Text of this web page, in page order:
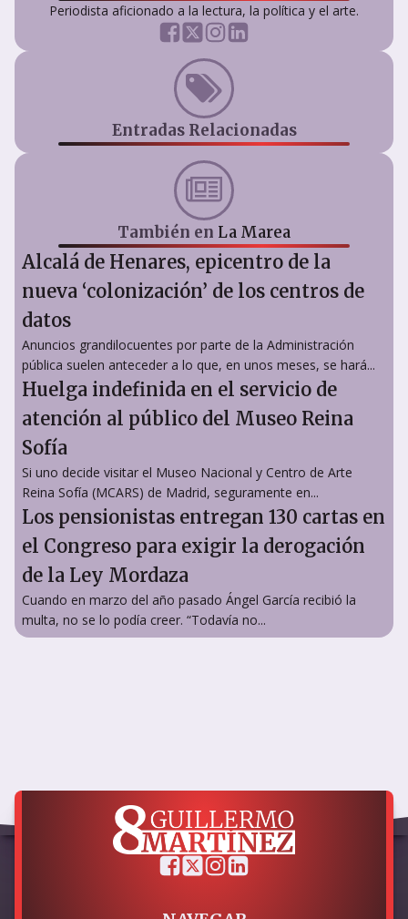
Periodista aficionado a la lectura, la política y el arte.
Entradas Relacionadas
También en La Marea
Alcalá de Henares, epicentro de la
nueva ‘colonización’ de los centros de
datos
Anuncios grandilocuentes por parte de la Administración
pública suelen anteceder a lo que, en unos meses, se hará...
Huelga indefinida en el servicio de
atención al público del Museo Reina
Sofía
Si uno decide visitar el Museo Nacional y Centro de Arte
Reina Sofía (MCARS) de Madrid, seguramente en...
Los pensionistas entregan 130 cartas en
el Congreso para exigir la derogación
de la Ley Mordaza
Cuando en marzo del año pasado Ángel García recibió la
multa, no se lo podía creer. “Todavía no...